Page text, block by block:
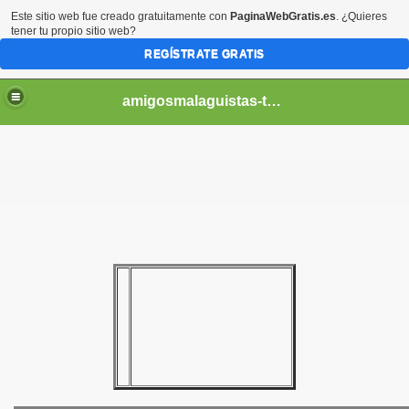
amigosmalaguistas-temporadas
Este sitio web fue creado gratuitamente con PaginaWebGratis.es. ¿Quieres
tener tu propio sitio web?
REGÍSTRATE GRATIS